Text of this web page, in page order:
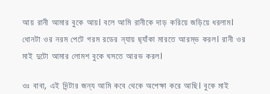
আয় রানী আমার বুকে আয়। বলে আমি রানীকে দাড় করিয়ে জড়িয়ে ধরলাম।
ধোনটা ওর নরম পেটে গরম রডের ন্যায় ছ্যাঁকা মারতে আরম্ভ করল। রানী ওর
মাই দুটো আমার লোমশ বুকে ঘসতে আরভ করল।
ওঃ বাবা, এই দিন্টার জন্য আমি কবে থেকে অপেক্ষা করে আছি। বুকে মাই